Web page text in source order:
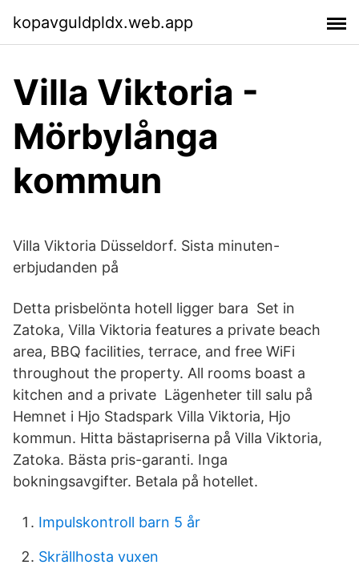
kopavguldpldx.web.app
Villa Viktoria -
Mörbylånga
kommun
Villa Viktoria Düsseldorf. Sista minuten-
erbjudanden på
Detta prisbelönta hotell ligger bara Set in
Zatoka, Villa Viktoria features a private beach
area, BBQ facilities, terrace, and free WiFi
throughout the property. All rooms boast a
kitchen and a private Lägenheter till salu på
Hemnet i Hjo Stadspark Villa Viktoria, Hjo
kommun. Hitta bästapriserna på Villa Viktoria,
Zatoka. Bästa pris-garanti. Inga
bokningsavgifter. Betala på hotellet.
Impulskontroll barn 5 år
Skrällhosta vuxen